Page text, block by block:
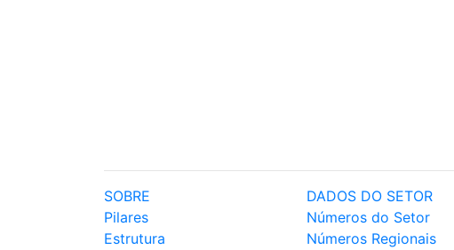
SOBRE
Pilares
Estrutura
DADOS DO SETOR
Números do Setor
Números Regionais